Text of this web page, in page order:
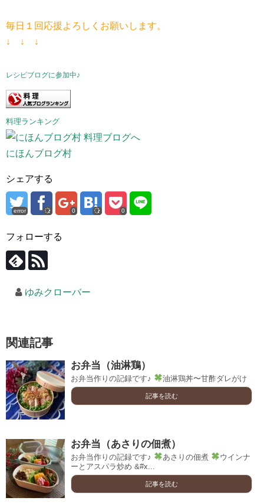
毎日１回応援よろしくお願いします。
↓ ↓ ↓
レシピブログに参加中♪
料理ランキング
にほんブログ村
シェアする
error 0 0
フォローする
ゆみクローバー
関連記事
お弁当（油淋鶏）
お弁当作りの記録です♪ 油淋鶏丼〜甘酢ダレがけ
記事を読む
お弁当（あさりの佃煮）
お弁当作りの記録です♪ あさりの佃煮
ウインナ
ーとアスパラ炒め &#x...
記事を読む